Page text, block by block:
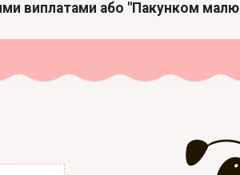
виплатами або "Пакунком